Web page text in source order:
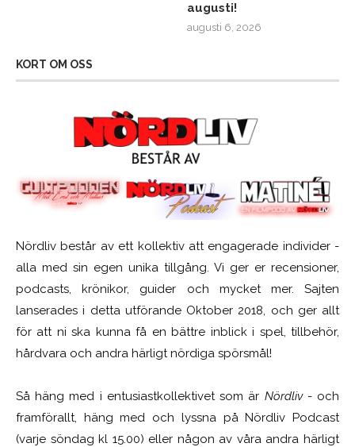
augusti!
augusti 6, 2026
KORT OM OSS
Nördliv består av ett kollektiv att engagerade individer -
alla med sin egen unika tillgång. Vi ger er recensioner,
podcasts, krönikor, guider och mycket mer. Sajten
lanserades i detta utförande Oktober 2018, och ger allt
för att ni ska kunna få en bättre inblick i spel, tillbehör,
hårdvara och andra härligt nördiga spörsmål!
Så häng med i entusiastkollektivet som är Nördliv- och
framförallt, häng med och lyssna på Nördliv Podcast
(varje söndag kl 15.00) eller någon av våra andra härligt